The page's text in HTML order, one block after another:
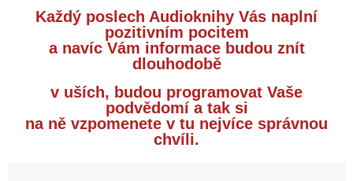
Každý poslech Audioknihy Vás naplní
pozitivním pocitem
a navíc Vám informace budou znít
dlouhodobě
v uších, budou programovat Vaše
podvědomí a tak si
na ně vzpomenete v tu nejvíce správnou
chvíli.